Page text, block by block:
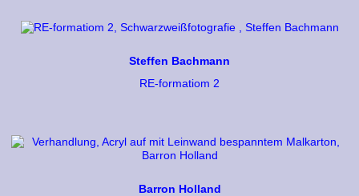
Steffen Bachmann
RE-formatiom 2
Barron Holland